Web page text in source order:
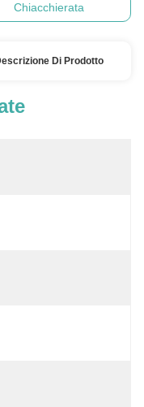
Chiacchierata
Di Prodotto